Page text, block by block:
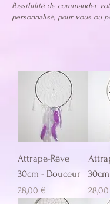
Possibilité de commander
personnalisé, pour vous ou
Attrape-Rêve
30cm - Douceur
Prix
28,00 € Prix